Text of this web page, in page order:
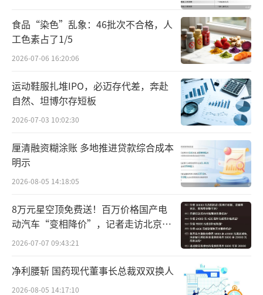
1月，中央金融办等六部门联合印发的《关
于推动中长期资金入市工作的实施方案》提
出，力争大型国有保险公司从2025年起每年新
增保费的30%用于投资A股。4月，金融监管总
局发布《关于调整保险资金权益类资产监管比
例有关事项的通知》，将部分档位偿付能力充
足率对应的权益类资产比例上调5%，进一步拓
宽权益投资空间。
除了投资比例的调整，还有偿付能力监管
规则的优化。近期金融监管总局局长李云泽参
加国新办新闻发布会时透露，将调整优化监管
规则，将股票投资的风险因子进一步调降1
0%，鼓励保险公司加大入市的力度。推动完善
长周期考核机制，调动机构的积极性，促进实
现长钱长投。
食品“染色”乱象：46批次不合格，人
工色素占了1/5
2026-07-06 16:20:06
运动鞋服扎堆IPO，必迈存代差，奔赴
自然、坦博尔存短板
2026-07-03 10:02:30
厘清融资糊涂账 多地推进贷款综合成本
明示
2026-08-05 14:18:05
8万元星空顶免费送！百万价格国产电
动汽车“变相降价”，记者走访北京门
店…
2026-07-07 09:43:21
净利腰斩 国药现代董事长总裁双双换人
2026-08-05 14:17:10